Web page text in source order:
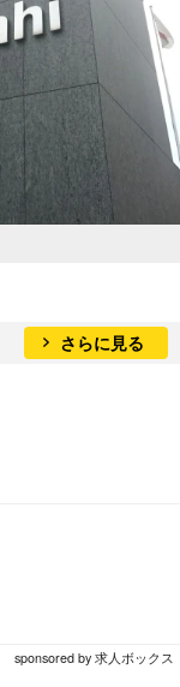
さらに見る
sponsored by 求人ボックス